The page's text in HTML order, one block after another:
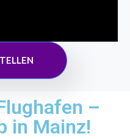
–
in Mainz!